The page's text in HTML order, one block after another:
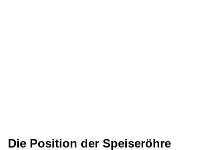
Die Position der Speiseröhre